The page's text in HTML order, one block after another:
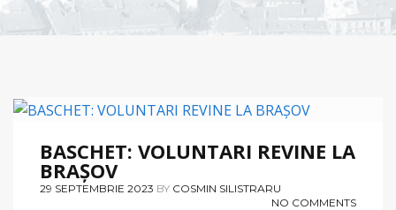
BASCHET: VOLUNTARI REVINE LA
BRAȘOV
29 SEPTEMBRIE 2023 BY COSMIN SILISTRARU
NO COMMENTS